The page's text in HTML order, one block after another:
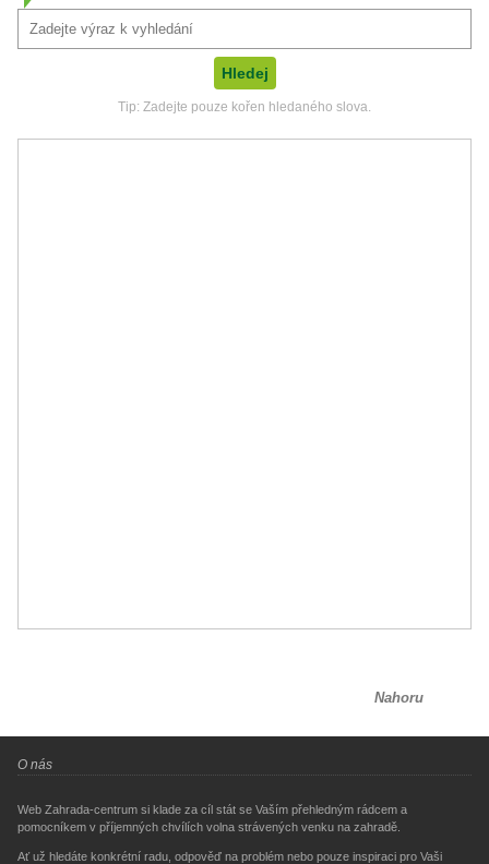
Tip: Zadejte pouze kořen hledaného slova.
Nahoru
O nás
Web Zahrada-centrum si klade za cíl stát se Vaším přehledným rádcem a
pomocníkem v příjemných chvílích volna strávených venku na zahradě.
Ať už hledáte konkrétní radu, odpověď na problém nebo pouze inspiraci pro Vaši